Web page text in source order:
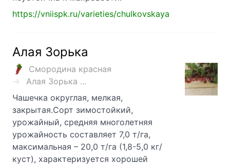
https://vniispk.ru/varieties/chulkovskaya
Алая Зорька
Смородина красная
Алая Зорька ...
Чашечка округлая, мелкая,
закрытая.Сорт зимостойкий,
урожайный, средняя многолетняя
урожайность составляет 7,0 т/га,
максимальная – 20,0 т/га (1,8-5,0 кг/
куст), характеризуется хорошей